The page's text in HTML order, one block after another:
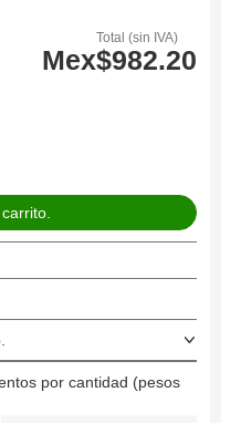
Total (sin IVA)
Mex$982.20
por cantidad (pesos